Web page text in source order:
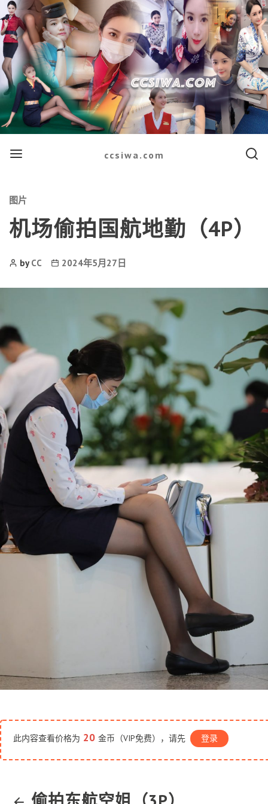
Menu ccsiwa.com Search
Categories
图片
机场偷拍国航地勤（4P）
PostbyCC
Post2024年5月27日
此内容查看价格为 20 金币（VIP免费），请先 登录